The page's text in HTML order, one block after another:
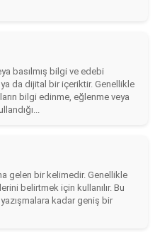
basılmış bilgi ve edebi
da dijital bir içeriktir. Genellikle
bilgi edinme, eğlenme veya
gelen bir kelimedir. Genellikle
belirtmek için kullanılır. Bu
kadar geniş bir